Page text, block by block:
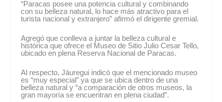
“Paracas posee una potencia cultural y combinando
con su belleza natural, lo hace más atractivo para el
turista nacional y extranjero” afirmó el dirigente gremial.
Agregó que conlleva a juntar la belleza cultural e
histórica que ofrece el Museo de Sitio Julio Cesar Tello,
ubicado en plena Reserva Nacional de Paracas.
Al respecto, Jáuregui indicó que el mencionado museo
es “muy especial” ya que se ubica dentro de una
belleza natural y “a comparación de otros museos, la
gran mayoría se encuentran en plena ciudad”.